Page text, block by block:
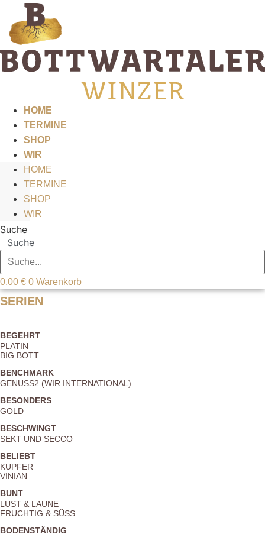
Inhalt
springen
HOME
TERMINE
SHOP
WIR
HOME
TERMINE
SHOP
WIR
Suche
Suche
0,00 € 0 Warenkorb
SERIEN
BEGEHRT
PLATIN
BIG BOTT
BENCHMARK
GENUSS2 (WIR INTERNATIONAL)
BESONDERS
GOLD
BESCHWINGT
SEKT UND SECCO
BELIEBT
KUPFER
VINIAN
BUNT
LUST & LAUNE
FRUCHTIG & SÜSS
BODENSTÄNDIG